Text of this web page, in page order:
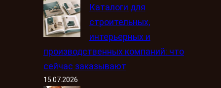
Каталоги для
строительных,
интерьерных и
производственных компаний: что
сейчас заказывают
15.07.2026